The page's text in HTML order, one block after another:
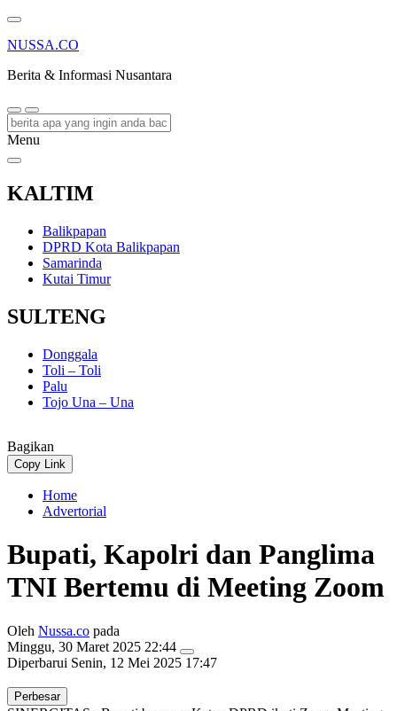
NUSSA.CO
Berita & Informasi Nusantara
Menu
KALTIM
Balikpapan
DPRD Kota Balikpapan
Samarinda
Kutai Timur
SULTENG
Donggala
Toli – Toli
Palu
Tojo Una – Una
Bagikan
Copy Link
Home
Advertorial
Bupati, Kapolri dan Panglima
TNI Bertemu di Meeting Zoom
Oleh Nussa.co pada
Minggu, 30 Maret 2025 22:44
Diperbarui Senin, 12 Mei 2025 17:47
Perbesar